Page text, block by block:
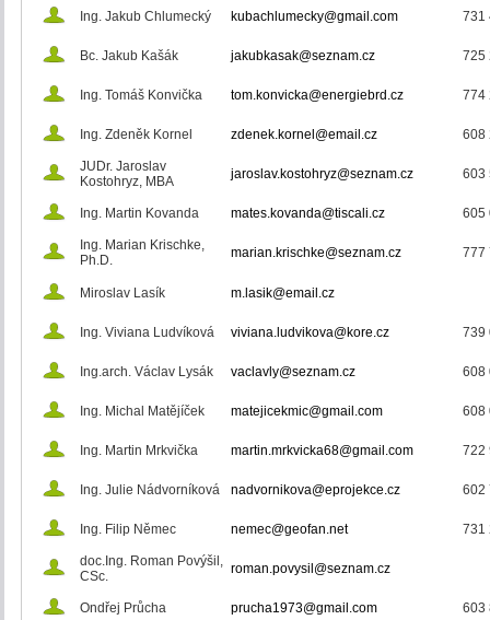
Ing. Jakub Chlumecký kubachlumecky@gmail.com 731
Bc. Jakub Kašák jakubkasak@seznam.cz 725
Ing. Tomáš Konvička tom.konvicka@energiebrd.cz 774
Ing. Zdeněk Kornel zdenek.kornel@email.cz 608
JUDr. Jaroslav
Kostohryz, MBA
jaroslav.kostohryz@seznam.cz 603
Ing. Martin Kovanda mates.kovanda@tiscali.cz 605
Ing. Marian Krischke,
Ph.D.
marian.krischke@seznam.cz 777
Miroslav Lasík m.lasik@email.cz
Ing. Viviana Ludvíková viviana.ludvikova@kore.cz 739
Ing.arch. Václav Lysák vaclavly@seznam.cz 608
Ing. Michal Matějíček matejicekmic@gmail.com 608
Ing. Martin Mrkvička martin.mrkvicka68@gmail.com 722
Ing. Julie Nádvorníková nadvornikova@eprojekce.cz 602
Ing. Filip Němec nemec@geofan.net 731
doc.Ing. Roman Povýšil,
CSc.
roman.povysil@seznam.cz
Ondřej Průcha prucha1973@gmail.com 603